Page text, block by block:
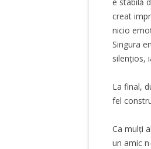
creat
nicio
Singura
silențios,
La final,
fel
Ca mulți
un amic